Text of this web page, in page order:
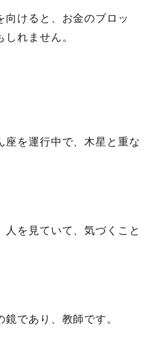
向けると、お金のブロッ
れません。
座を運行中で、木星と重な
人を見ていて、気づくこと
であり、教師です。